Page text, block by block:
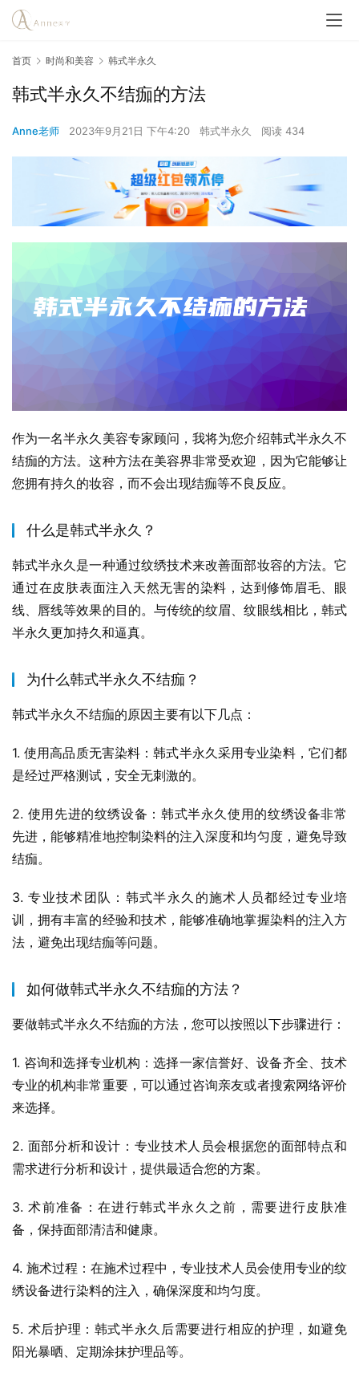
首页 时尚和美容 韩式半永久
韩式半永久不结痂的方法
Anne老师 2023年9月21日 下午4:20 韩式半永久 阅读 434
作为一名半永久美容专家顾问，我将为您介绍韩式半永久不
结痂的方法。这种方法在美容界非常受欢迎，因为它能够让
您拥有持久的妆容，而不会出现结痂等不良反应。
什么是韩式半永久？
韩式半永久是一种通过纹绣技术来改善面部妆容的方法。它
通过在皮肤表面注入天然无害的染料，达到修饰眉毛、眼
线、唇线等效果的目的。与传统的纹眉、纹眼线相比，韩式
半永久更加持久和逼真。
为什么韩式半永久不结痂？
韩式半永久不结痂的原因主要有以下几点：
1. 使用高品质无害染料：韩式半永久采用专业染料，它们都
是经过严格测试，安全无刺激的。
2. 使用先进的纹绣设备：韩式半永久使用的纹绣设备非常
先进，能够精准地控制染料的注入深度和均匀度，避免导致
结痂。
3. 专业技术团队：韩式半永久的施术人员都经过专业培
训，拥有丰富的经验和技术，能够准确地掌握染料的注入方
法，避免出现结痂等问题。
如何做韩式半永久不结痂的方法？
要做韩式半永久不结痂的方法，您可以按照以下步骤进行：
1. 咨询和选择专业机构：选择一家信誉好、设备齐全、技术
专业的机构非常重要，可以通过咨询亲友或者搜索网络评价
来选择。
2. 面部分析和设计：专业技术人员会根据您的面部特点和
需求进行分析和设计，提供最适合您的方案。
3. 术前准备：在进行韩式半永久之前，需要进行皮肤准
备，保持面部清洁和健康。
4. 施术过程：在施术过程中，专业技术人员会使用专业的纹
绣设备进行染料的注入，确保深度和均匀度。
5. 术后护理：韩式半永久后需要进行相应的护理，如避免
阳光暴晒、定期涂抹护理品等。